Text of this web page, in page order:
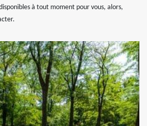
à tout moment pour vous, alors,